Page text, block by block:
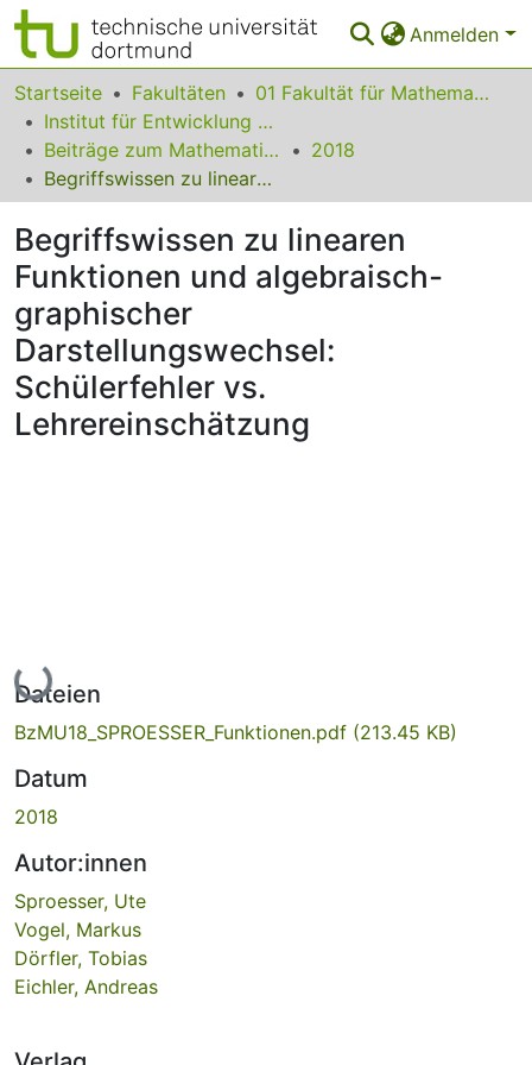
Anmelden
Bereiche & Sammlungen
Das gesamte Repositorium
Statistiken
FAQ
Leitlinien
Zurück zur Startseite
Startseite Fakultäten
01 Fakultät für Mathematik
Institut für Entwicklung und Erforschung des Mathematikunterrichts
Beiträge zum Mathematikunterricht
2018
Begriffswissen zu linearen Funktionen und algebraisch-graphischer Darstellungswechsel: Schülerfehler vs. Lehrereinschätzung
Begriffswissen zu linearen
Funktionen und algebraisch-
graphischer
Darstellungswechsel:
Schülerfehler vs.
Lehrereinschätzung
Lade...
Dateien
BzMU18_SPROESSER_Funktionen.pdf (213.45 KB)
Datum
2018
Autor:innen
Sproesser, Ute
Vogel, Markus
Dörfler, Tobias
Eichler, Andreas